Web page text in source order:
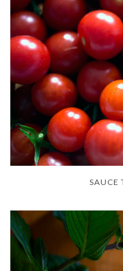
SAUCE